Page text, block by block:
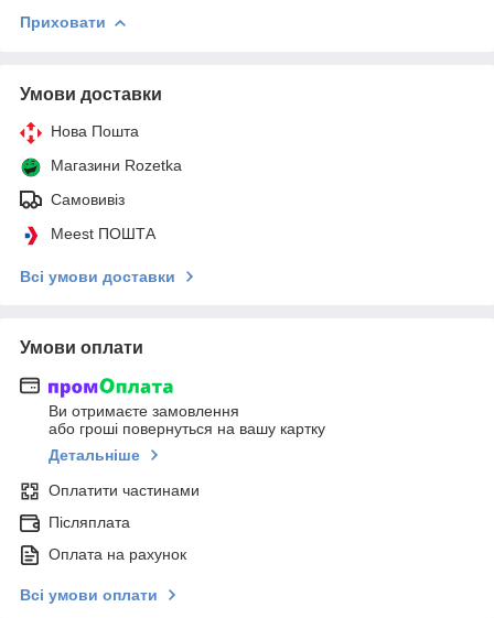
Приховати
Умови доставки
Нова Пошта
Магазини Rozetka
Самовивіз
Meest ПОШТА
Всі умови доставки
Умови оплати
Ви отримаєте замовлення
або гроші повернуться на вашу картку
Детальніше
Оплатити частинами
Післяплата
Оплата на рахунок
Всі умови оплати